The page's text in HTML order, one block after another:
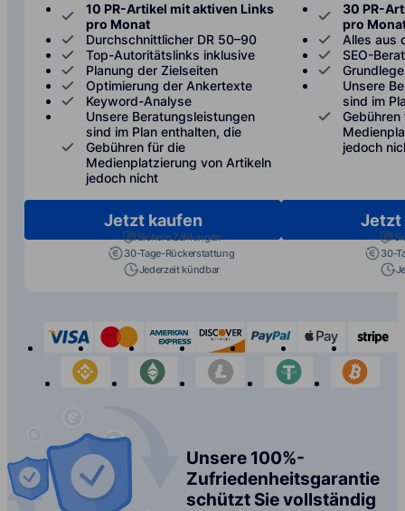
10 PR-Artikel mit aktiven Links
pro Monat
Durchschnittlicher DR 50–90
Top-Autoritätslinks inklusive
Planung der Zielseiten
Optimierung der Ankertexte
Keyword-Analyse
Unsere Beratungsleistungen
sind im Plan enthalten, die
Gebühren für die
Medienplatzierung von Artikeln
jedoch nicht
Jetzt kaufen
Sichere Zahlungen
30-Tage-Rückerstattung
Jederzeit kündbar
30 PR-
pro
Alles aus
SEO-
Unsere
sind im
jedoch
Jetzt
30-
visa mastercardamerican-express
discover paypal apple-
binance
etherium litecoin tether
Unsere 100%-
Zufriedenheitsgarantie
schützt Sie vollständig